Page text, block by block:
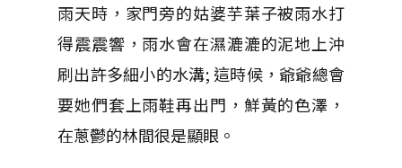
雨天時，家門旁的姑婆芋葉子被雨水打
得震震響，雨水會在濕漉漉的泥地上沖
刷出許多細小的水溝; 這時候，爺爺總會
要她們套上雨鞋再出門，鮮黃的色澤，
在蔥鬱的林間很是顯眼。